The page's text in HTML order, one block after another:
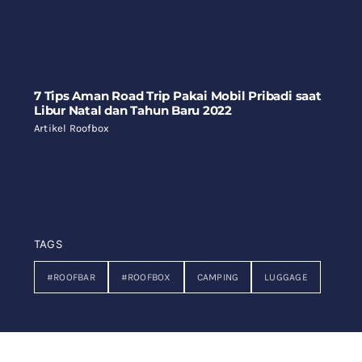
7 Tips Aman Road Trip Pakai Mobil Pribadi saat
Libur Natal dan Tahun Baru 2022
Artikel Roofbox
TAGS
#ROOFBAR #ROOFBOX CAMPING LUGGAGE